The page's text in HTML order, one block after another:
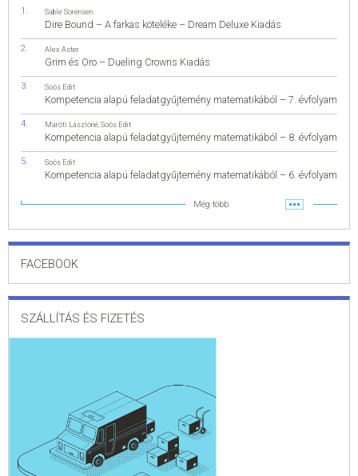
Sable Sorensen
Dire Bound – A farkas köteléke – Dream Deluxe Kiadás
Alex Aster
Grim és Oro – Dueling Crowns Kiadás
Soós Edit
Kompetencia alapú feladatgyűjtemény matematikából – 7. évfolyam
Maróti Lászlóné Soós Edit
Kompetencia alapú feladatgyűjtemény matematikából – 8. évfolyam
Soós Edit
Kompetencia alapú feladatgyűjtemény matematikából – 6. évfolyam
Még több
FACEBOOK
SZÁLLÍTÁS ÉS FIZETÉS